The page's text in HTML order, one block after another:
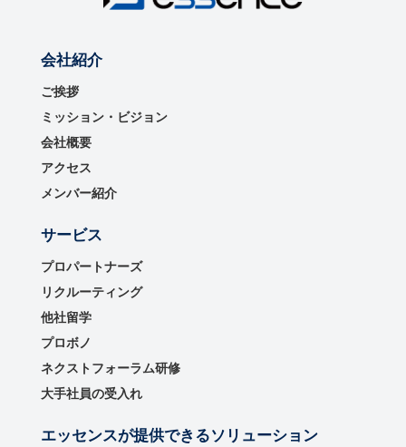
会社紹介
ご挨拶
ミッション・ビジョン
会社概要
アクセス
メンバー紹介
サービス
プロパートナーズ
リクルーティング
他社留学
プロボノ
ネクストフォーラム研修
大手社員の受入れ
エッセンスが提供できるソリューション